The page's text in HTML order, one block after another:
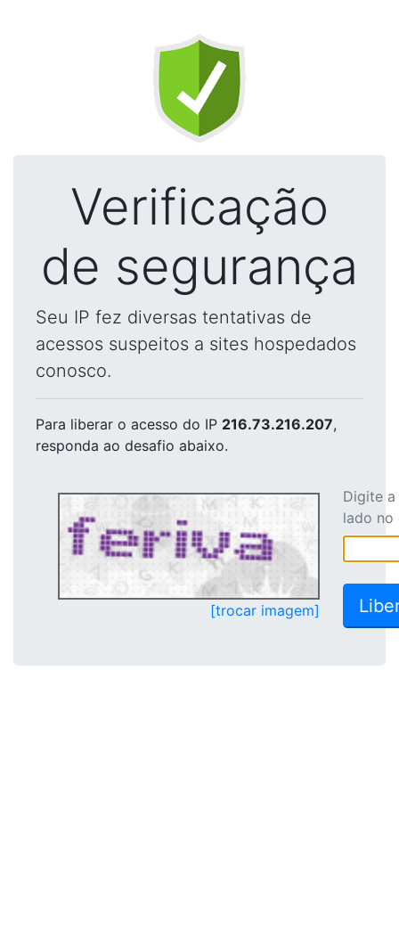
Verificação
de segurança
Seu IP fez diversas tentativas de
acessos suspeitos a sites hospedados
conosco.
Para liberar o acesso do IP 216.73.216.207,
responda ao desafio abaixo.
[trocar imagem]
Digite
lado no